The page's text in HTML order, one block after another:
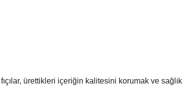
ürettikleri içeriğin kalitesini korumak ve sağlık